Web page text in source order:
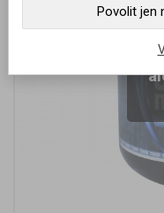
Povolit jen